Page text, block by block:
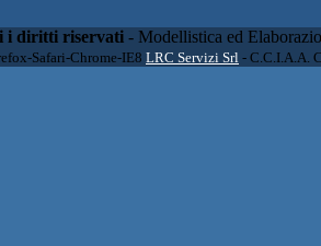
i diritti riservati - Modellistica ed
Safari-Chrome-IE8 LRC Servizi Srl - C.C.I.A.A.